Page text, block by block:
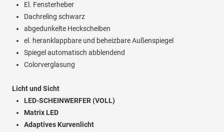
El. Fensterheber
Dachreling schwarz
abgedunkelte Heckscheiben
el. heranklappbare und beheizbare Außenspiegel
Spiegel automatisch abblendend
Colorverglasung
Licht und Sicht
LED-SCHEINWERFER (VOLL)
Matrix LED
Adaptives Kurvenlicht